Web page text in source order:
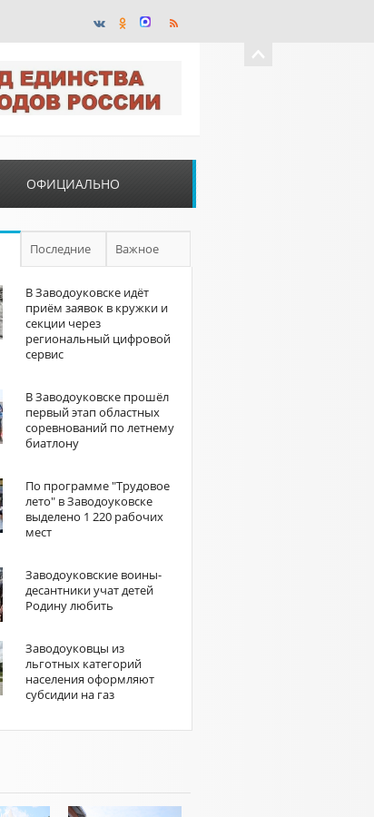
ОФИЦИАЛЬНО
Последние Важное
В Заводоуковске идёт
приём заявок в кружки и
секции через
региональный цифровой
сервис
В Заводоуковске прошёл
первый этап областных
соревнований по летнему
биатлону
По программе "Трудовое
лето" в Заводоуковске
выделено 1 220 рабочих
мест
Заводоуковские воины-
десантники учат детей
Родину любить
Заводоуковцы из
льготных категорий
населения оформляют
субсидии на газ